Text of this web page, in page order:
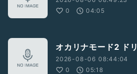
0
04:05
オカリナモード2 ド
2026-08-06 08:44:04
0
05:18